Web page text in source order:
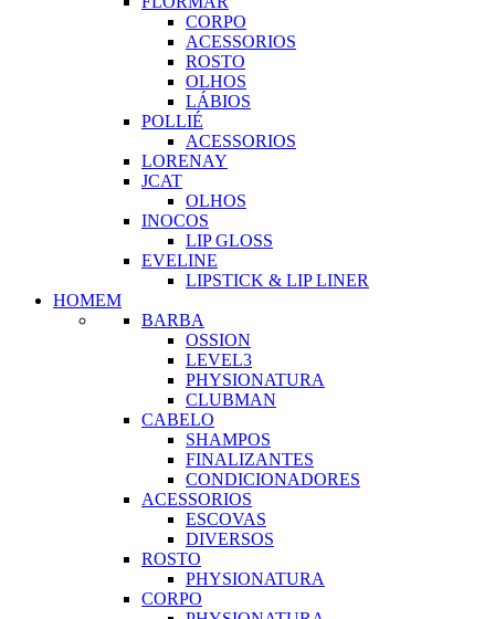
CORPO
ACESSORIOS
ROSTO
OLHOS
LÁBIOS
POLLIÉ
ACESSORIOS
LORENAY
JCAT
OLHOS
INOCOS
LIP GLOSS
EVELINE
LIPSTICK & LIP LINER
HOMEM
BARBA
OSSION
LEVEL3
PHYSIONATURA
CLUBMAN
CABELO
SHAMPOS
FINALIZANTES
CONDICIONADORES
ACESSORIOS
ESCOVAS
DIVERSOS
ROSTO
PHYSIONATURA
CORPO